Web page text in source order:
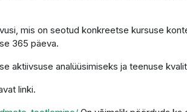
mis on seotud konkreetse kursuse
365 päeva.
aktiivsuse analüüsimiseks ja teenuse
linki.